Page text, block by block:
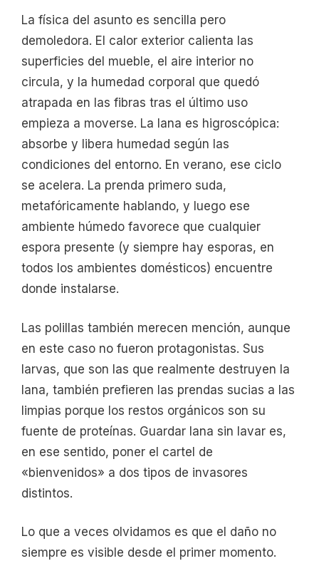
La física del asunto es sencilla pero
demoledora. El calor exterior calienta las
superficies del mueble, el aire interior no
circula, y la humedad corporal que quedó
atrapada en las fibras tras el último uso
empieza a moverse. La lana es higroscópica:
absorbe y libera humedad según las
condiciones del entorno. En verano, ese ciclo
se acelera. La prenda primero suda,
metafóricamente hablando, y luego ese
ambiente húmedo favorece que cualquier
espora presente (y siempre hay esporas, en
todos los ambientes domésticos) encuentre
donde instalarse.
Las polillas también merecen mención, aunque
en este caso no fueron protagonistas. Sus
larvas, que son las que realmente destruyen la
lana, también prefieren las prendas sucias a las
limpias porque los restos orgánicos son su
fuente de proteínas. Guardar lana sin lavar es,
en ese sentido, poner el cartel de
«bienvenidos» a dos tipos de invasores
distintos.
Lo que a veces olvidamos es que el daño no
siempre es visible desde el primer momento.